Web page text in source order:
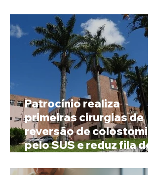
4 mil habitantes
Patrocínio realiza
primeiras cirurgias de
reversão de colostomia
pelo SUS e reduz fila de